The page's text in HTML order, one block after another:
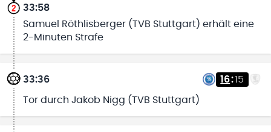
33:58
Samuel Röthlisberger (TVB Stuttgart) erhält eine
2-Minuten Strafe
33:36 16:15
Tor durch Jakob Nigg (TVB Stuttgart)